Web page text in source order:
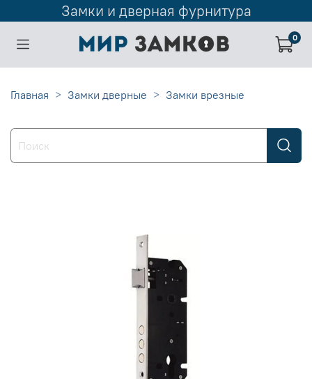
Замки и дверная фурнитура
0
Главная Замки дверные Замки врезные